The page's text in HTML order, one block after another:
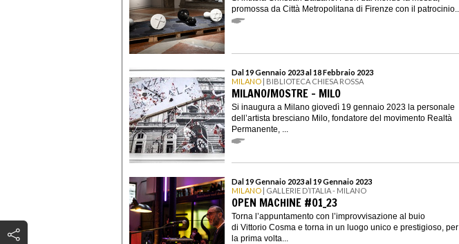
promossa da Città Metropolitana di Firenze con il patrocinio...
Dal 19 Gennaio 2023 al 18 Febbraio 2023
MILANO | BIBLIOTECA CHIESA ROSSA
MILANO/MOSTRE - MILO
Si inaugura a Milano giovedì 19 gennaio 2023 la personale
dell’artista bresciano Milo, fondatore del movimento Realtà
Permanente, ...
Dal 19 Gennaio 2023 al 19 Gennaio 2023
MILANO | GALLERIE D’ITALIA - MILANO
OPEN MACHINE #01_23
Torna l’appuntamento con l’improvvisazione al buio
di Vittorio Cosma e torna in un luogo unico e prestigioso, per
la prima volta...